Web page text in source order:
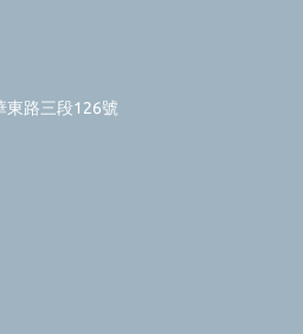
東路三段126號